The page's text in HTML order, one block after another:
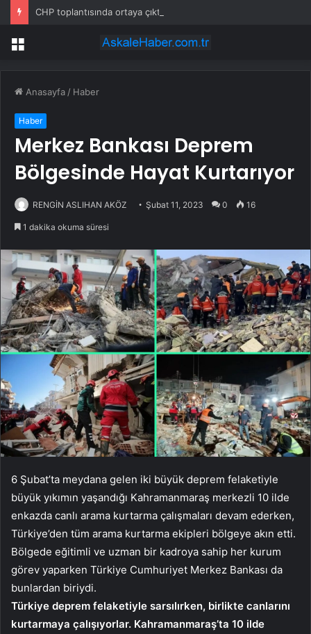
CHP toplantısında ortaya çıktı: Kim bu siyah ceketli genç?
Menü
Anasayfa / Haber
Haber
Merkez Bankası Deprem
Bölgesinde Hayat Kurtarıyor
RENGİN ASLIHAN AKÖZ Şubat 11, 2023 0 16
1 dakika okuma süresi
6 Şubat’ta meydana gelen iki büyük deprem felaketiyle
büyük yıkımın yaşandığı Kahramanmaraş merkezli 10 ilde
enkazda canlı arama kurtarma çalışmaları devam ederken,
Türkiye’den tüm arama kurtarma ekipleri bölgeye akın etti.
Bölgede eğitimli ve uzman bir kadroya sahip her kurum
görev yaparken Türkiye Cumhuriyet Merkez Bankası da
bunlardan biriydi.
Türkiye deprem felaketiyle sarsılırken, birlikte canlarını
kurtarmaya çalışıyorlar. Kahramanmaraş’ta 10 ilde